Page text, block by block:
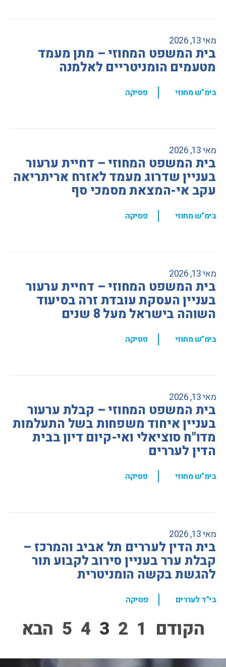
מאי 13, 2026
בית המשפט המחוזי – מתן מעמד
מטעמים הומניטריים לאלמנה
בימ"ש מחוזי , פסיקה
מאי 13, 2026
בית המשפט המחוזי – דחיית ערעור
בעניין שדרוג מעמד לאזרח אריתריאה
עקב אי-המצאת מסמכי סף
בימ"ש מחוזי , פסיקה
מאי 13, 2026
בית המשפט המחוזי – דחיית ערעור
בעניין העסקת עובדת זרה בסיעוד
השוהה בישראל מעל 8 שנים
בימ"ש מחוזי , פסיקה
מאי 13, 2026
בית המשפט המחוזי – קבלת ערעור
בעניין איחוד משפחות בשל התעלמות
מדו"ח סוציאלי ואי-קיום דיון בבית
הדין לעררים
בימ"ש מחוזי , פסיקה
מאי 13, 2026
בית הדין לעררים תל אביב והמרכז –
קבלת ערר בעניין סירוב לקבוע תור
להגשת בקשה הומניטרית
בי"ד לעררים , פסיקה
הקודם 1
2
3
4
5 הבא